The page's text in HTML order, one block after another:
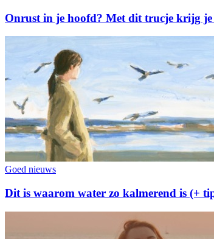
Onrust in je hoofd? Met dit trucje krijg je
Goed nieuws
Dit is waarom water zo kalmerend is (+